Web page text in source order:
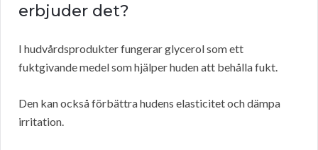
erbjuder det?
I hudvårdsprodukter fungerar glycerol som ett
fuktgivande medel som hjälper huden att behålla fukt.
Den kan också förbättra hudens elasticitet och dämpa
irritation.